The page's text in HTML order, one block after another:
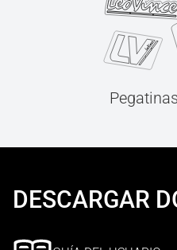
DESCARGAR